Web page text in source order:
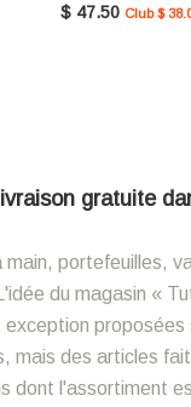
$ 47.50 Club $
gratuite
portefeuilles,
du magasin «
mais des articles
dont l'assortiment